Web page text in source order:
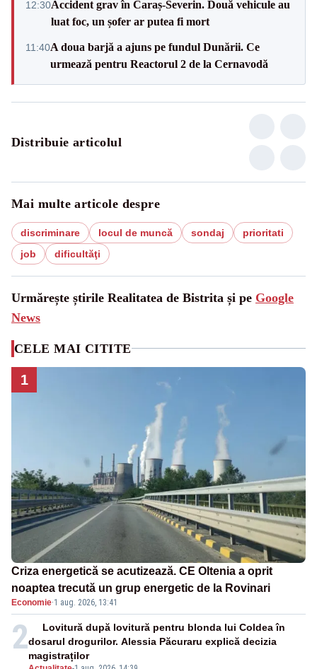
12:30Accident grav în Caraș-Severin. Două vehicule au
luat foc, un șofer ar putea fi mort
11:40A doua barjă a ajuns pe fundul Dunării. Ce
urmează pentru Reactorul 2 de la Cernavodă
Distribuie articolul
Mai multe articole despre
discriminare locul de muncă sondaj
prioritati
job
dificultăţi
Urmărește știrile Realitatea de Bistrita și pe Google
News
CELE MAI CITITE
1
Criza energetică se acutizează. CE Oltenia a oprit
noaptea trecută un grup energetic de la Rovinari
Economie·1 aug. 2026, 13:41
2
Lovitură după lovitură pentru blonda lui Coldea în
dosarul drogurilor. Alessia Păcuraru explică decizia
magistraților